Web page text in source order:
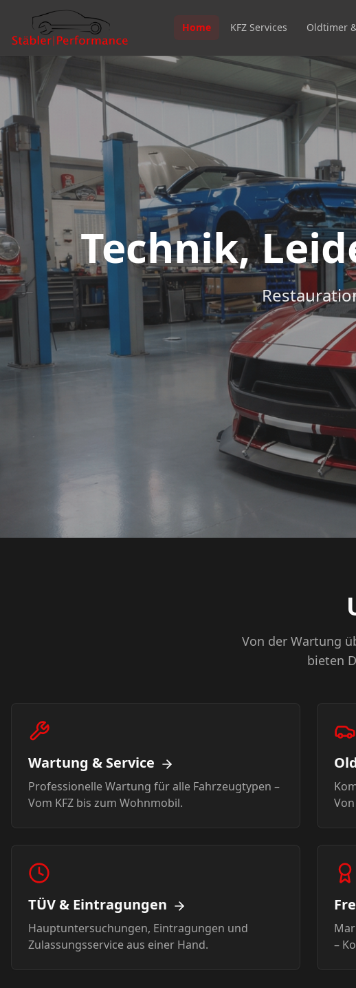
Home KFZ Services Oldtimer
Technik,
Von der Wartung
bieten
Wartung & Service
Professionelle Wartung für alle Fahrzeugtypen –
Vom KFZ bis zum Wohnmobil.
TÜV & Eintragungen
Hauptuntersuchungen, Eintragungen und
Zulassungsservice aus einer Hand.
–